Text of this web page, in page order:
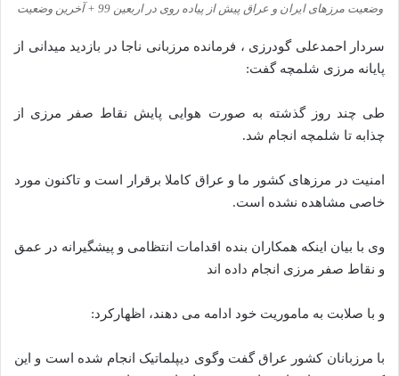
وضعیت مرزهای ایران و عراق پیش از پیاده روی در اربعین 99 + آخرین وضعیت
سردار احمدعلی گودرزی ، فرمانده مرزبانی ناجا در بازدید میدانی از
پایانه مرزی شلمچه گفت:
طی چند روز گذشته به صورت هوایی پایش نقاط صفر مرزی از
چذابه تا شلمچه انجام شد.
امنیت در مرزهای کشور ما و عراق کاملا برقرار است و تاکنون مورد
خاصی مشاهده نشده است.
وی با بیان اینکه همکاران بنده اقدامات انتظامی و پیشگیرانه در عمق
و نقاط صفر مرزی انجام داده اند
و با صلابت به ماموریت خود ادامه می ‌دهند، اظهارکرد:
با مرزبانان کشور عراق گفت وگوی دیپلماتیک انجام شده است و این